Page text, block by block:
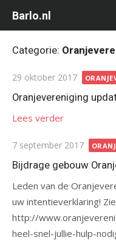
naar
inhoud
Barlo.nl
Categorie:
Gepubliceerd
op
29 oktober 2017
Oranjevereniging
Lees verder
Gepubliceerd
op
7 september 2017
Bijdrage gebouw
Leden van de
uw intentieverklaring!
http://
heel-snel-jullie-hulp-